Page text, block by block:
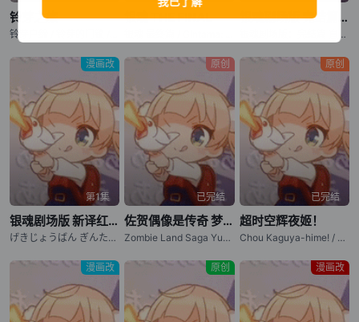
铃芽之旅 银魂 THE FINAL 银魂剧场版 完结篇 万事屋永不落
银魂剧场版：完结篇 直到永远的万事屋 / 银魂完结篇剧场版：永远的万事屋(港) / Gintama: The Movie: The Final Chapter: Be Forever Yorozuya / Gekijouban Gintama Kanketsuhen: Yorozuya yo Eien Nare
漫画改
第1集
银魂剧场版 新译红樱篇
げきじょうばん ぎんたま しんやくべにざくらへん
原创
已完结
佐贺偶像是传奇 梦想银河乐园
Zombie Land Saga Yumeginga Paradise
原创
已完结
超时空辉夜姬！
Chou Kaguya-hime! / Chou Kaguya hime! / Cosmic Princess Kaguya! / 超时空辉耀姬！
漫画改 原创 漫画改